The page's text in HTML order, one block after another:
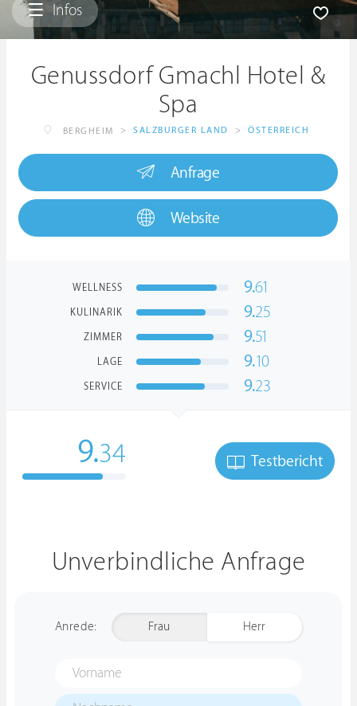
Infos
Genussdorf Gmachl Hotel &
Spa
BERGHEIM > SALZBURGER LAND > ÖSTERREICH
Anfrage
Website
WELLNESS 9.61
KULINARIK 9.25
ZIMMER 9.51
LAGE 9.10
SERVICE 9.23
9.34 Testbericht
Unverbindliche Anfrage
Anrede: Frau Herr